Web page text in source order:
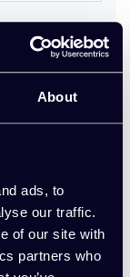
About
ads, to
our traffic.
of our site with
partners who